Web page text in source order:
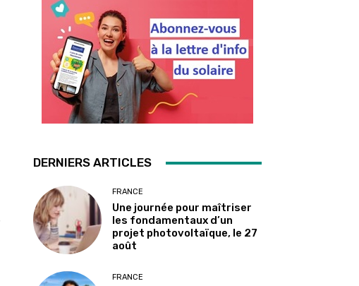
DERNIERS ARTICLES
FRANCE
Une journée pour maîtriser
les fondamentaux d’un
projet photovoltaïque, le 27
août
FRANCE